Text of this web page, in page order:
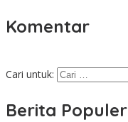
Komentar
Cari untuk:
Berita Populer